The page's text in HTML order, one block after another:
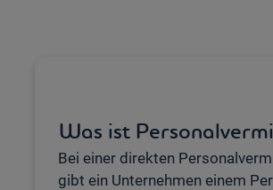
Was ist
Bei einer direkten
gibt ein Unternehmen einem